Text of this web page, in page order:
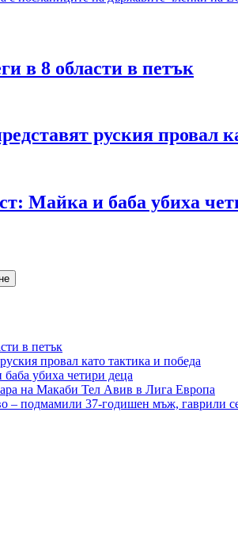
в 8 области в петък
руския провал
Майка и баба убиха
в петък
провал като тактика и победа
убиха четири деца
на Макаби Тел Авив в Лига Европа
– подмамили 37-годишен мъж, гаврили